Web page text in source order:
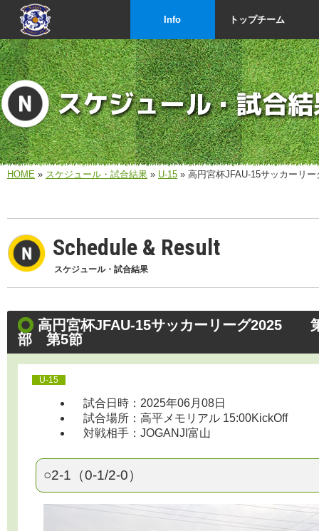
Info トップチーム
スケジュール・試合
HOME » スケジュール・試合結果 » U-15 » 高円宮杯JFAU-15サッカー
Schedule & Result
スケジュール・試合結果
高円宮杯JFAU-15サッカーリーグ
部 第5節
U-15
試合日時：2025年06月08日
試合場所：高平メモリアル 15:00KickOff
対戦相手：JOGANJI富山
○2-1（0-1/2-0）